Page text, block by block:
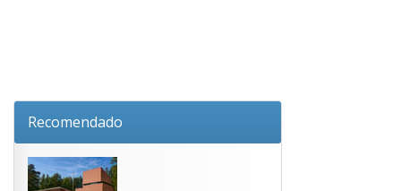
Recomendado